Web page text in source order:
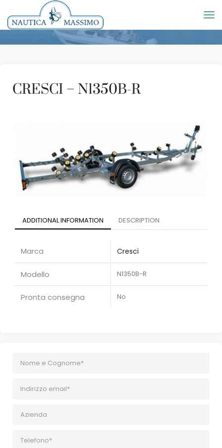
CRESCI – N1350B-R
ADDITIONAL INFORMATION DESCRIPTION
Marca Cresci
Modello N1350B-R
Pronta consegna No